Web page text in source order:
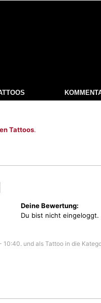
Tattoos.
Deine Bewertung:
Du bist nicht eingeloggt.
10:40. und als Tattoo in die